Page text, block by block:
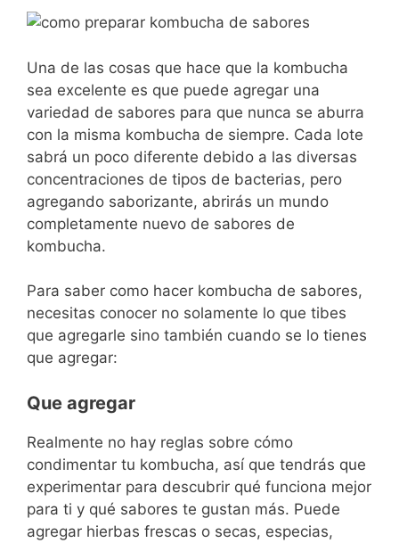
Una de las cosas que hace que la kombucha
sea excelente es que puede agregar una
variedad de sabores para que nunca se aburra
con la misma kombucha de siempre. Cada lote
sabrá un poco diferente debido a las diversas
concentraciones de tipos de bacterias, pero
agregando saborizante, abrirás un mundo
completamente nuevo de sabores de
kombucha.
Para saber como hacer kombucha de sabores,
necesitas conocer no solamente lo que tibes
que agregarle sino también cuando se lo tienes
que agregar:
Que agregar
Realmente no hay reglas sobre cómo
condimentar tu kombucha, así que tendrás que
experimentar para descubrir qué funciona mejor
para ti y qué sabores te gustan más. Puede
agregar hierbas frescas o secas, especias,